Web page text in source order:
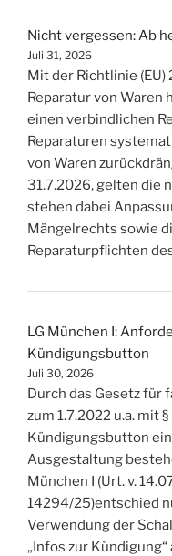
Nicht vergessen: Ab
Juli 31, 2026
Mit der Richtlinie
Reparatur von Waren
einen verbindlichen
Reparaturen
von Waren
31.7.2026, gelten die
stehen dabei
Mängelrechts sowie
Reparaturpflichten
LG München I:
Kündigungsbutton
Juli 30, 2026
Durch das Gesetz für
zum 1.7.2022 u.a. mit
Kündigungsbutton
Ausgestaltung
München I (Urt. v.
14294/25)entschied
Verwendung der
„Infos zur